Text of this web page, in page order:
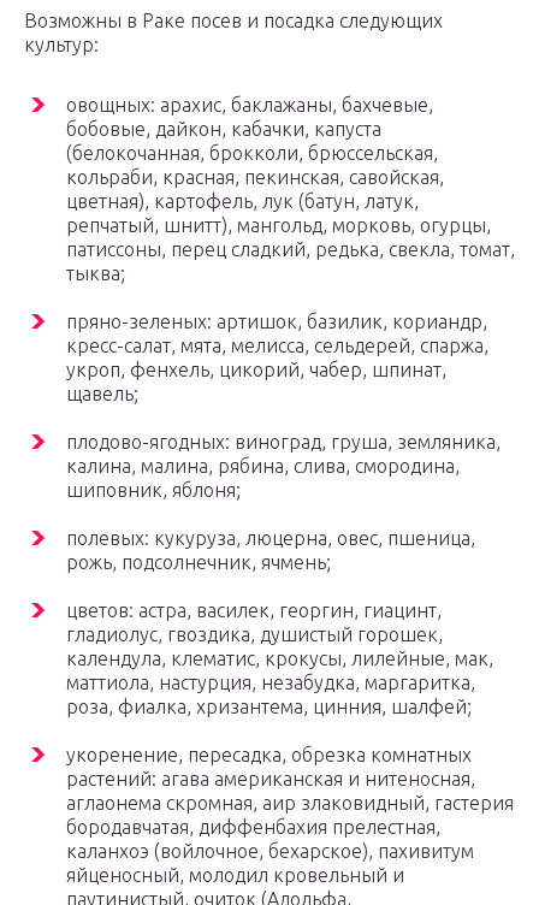
Возможны в Раке посев и посадка следующих
культур:
овощных: арахис, баклажаны, бахчевые,
бобовые, дайкон, кабачки, капуста
(белокочанная, брокколи, брюссельская,
кольраби, красная, пекинская, савойская,
цветная), картофель, лук (батун, латук,
репчатый, шнитт), мангольд, морковь, огурцы,
патиссоны, перец сладкий, редька, свекла, томат,
тыква;
пряно-зеленых: артишок, базилик, кориандр,
кресс-салат, мята, мелисса, сельдерей, спаржа,
укроп, фенхель, цикорий, чабер, шпинат,
щавель;
плодово-ягодных: виноград, груша, земляника,
калина, малина, рябина, слива, смородина,
шиповник, яблоня;
полевых: кукуруза, люцерна, овес, пшеница,
рожь, подсолнечник, ячмень;
цветов: астра, василек, георгин, гиацинт,
гладиолус, гвоздика, душистый горошек,
календула, клематис, крокусы, лилейные, мак,
маттиола, настурция, незабудка, маргаритка,
роза, фиалка, хризантема, цинния, шалфей;
укоренение, пересадка, обрезка комнатных
растений: агава американская и нитеносная,
аглаонема скромная, аир злаковидный, гастерия
бородавчатая, диффенбахия прелестная,
каланхоэ (войлочное, бехарское), пахивитум
яйценосный, молодил кровельный и
паутинистый, очиток (Адольфа,